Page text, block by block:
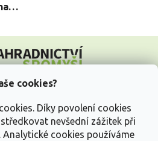
cookies?
Díky povolení cookies
nevšední zážitek při
Analytické cookies používáme